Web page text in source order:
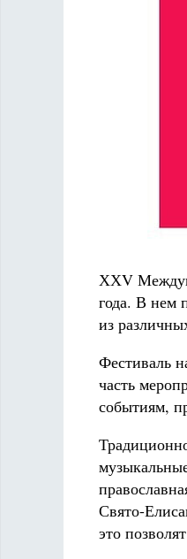
ХХV
года. В нем
из
Фестиваль
часть
событиям,
Свято-
это